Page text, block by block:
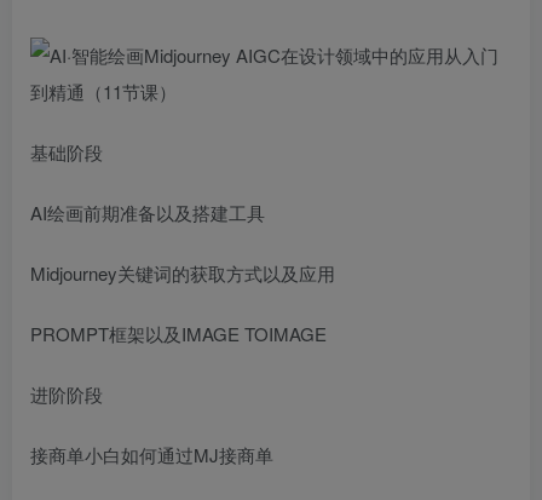
基础阶段
AI绘画前期准备以及搭建工具
Midjourney关键词的获取方式以及应用
PROMPT框架以及IMAGE TOIMAGE
进阶阶段
接商单小白如何通过MJ接商单